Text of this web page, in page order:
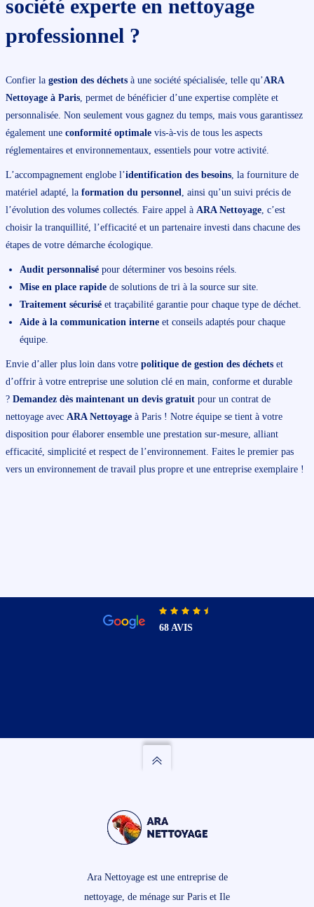
société experte en nettoyage
professionnel ?
Confier la gestion des déchetsà une société spécialisée, telle qu’ARA
Nettoyage à Paris, permet de bénéficier d’une expertise complète et
personnalisée. Non seulement vous gagnez du temps, mais vous garantissez
également une conformité optimalevis-à-vis de tous les aspects
réglementaires et environnementaux, essentiels pour votre activité.
L’accompagnement englobe l’identification des besoins, la fourniture de
matériel adapté, la formation du personnel, ainsi qu’un suivi précis de
l’évolution des volumes collectés. Faire appel à ARA Nettoyage, c’est
choisir la tranquillité, l’efficacité et un partenaire investi dans chacune des
étapes de votre démarche écologique.
Audit personnalisépour déterminer vos besoins réels.
Mise en place rapidede solutions de tri à la source sur site.
Traitement sécuriséet traçabilité garantie pour chaque type de déchet.
Aide à la communication interneet conseils adaptés pour chaque
équipe.
Envie d’aller plus loin dans votre politique de gestion des déchetset
d’offrir à votre entreprise une solution clé en main, conforme et durable
? Demandez dès maintenant un devis gratuitpour un contrat de
nettoyage avec ARA Nettoyageà Paris ! Notre équipe se tient à votre
disposition pour élaborer ensemble une prestation sur-mesure, alliant
efficacité, simplicité et respect de l’environnement. Faites le premier pas
vers un environnement de travail plus propre et une entreprise exemplaire !
68 AVIS
Ara Nettoyage est une entreprise de
nettoyage, de ménage sur Paris et Ile